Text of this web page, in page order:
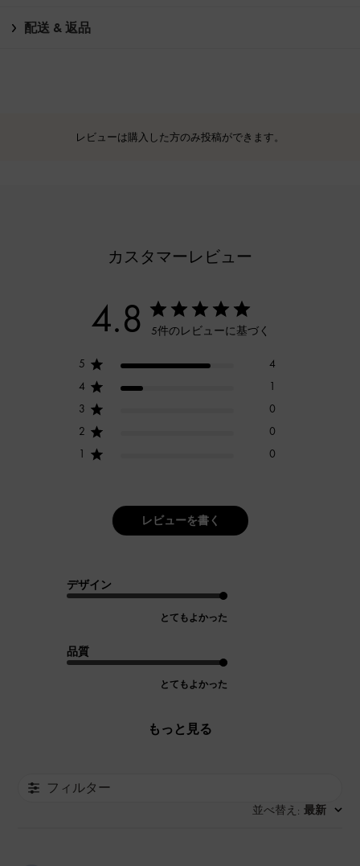
配送 & 返品
レビューは購入した方のみ投稿ができます。
カスタマーレビュー
4.8 5件のレビューに基づく
5
4
4
1
3
0
2
0
1
0
レビューを書く
デザイン
とてもよかった
品質
とてもよかった
もっと見る
フィルター
並べ替え : 最新